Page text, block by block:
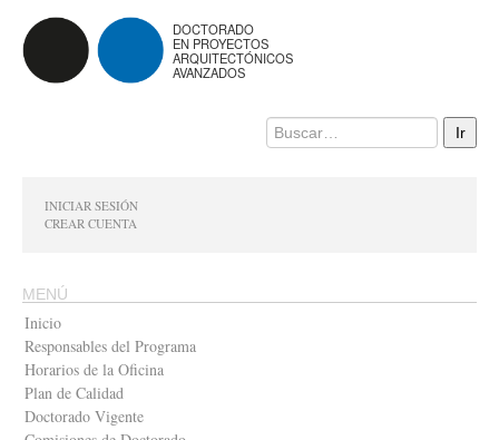
DOCTORADO
EN PROYECTOS
ARQUITECTÓNICOS
AVANZADOS
INICIAR SESIÓN
CREAR CUENTA
MENÚ
Inicio
Responsables del Programa
Horarios de la Oficina
Plan de Calidad
Doctorado Vigente